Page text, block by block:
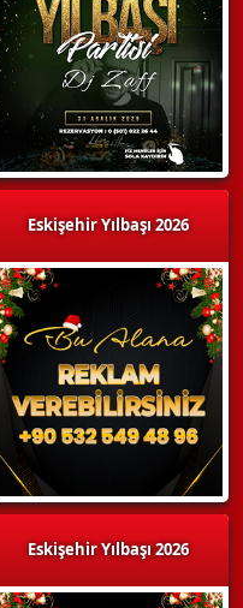
Eskişehir Yılbaşı 2026
Eskişehir Yılbaşı 2026